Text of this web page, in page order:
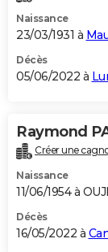
Naissance
23/03/1931 à
Décès
05/06/2022 à
Raymond
Créer une
Naissance
11/06/1954 à
Décès
16/05/2022 à